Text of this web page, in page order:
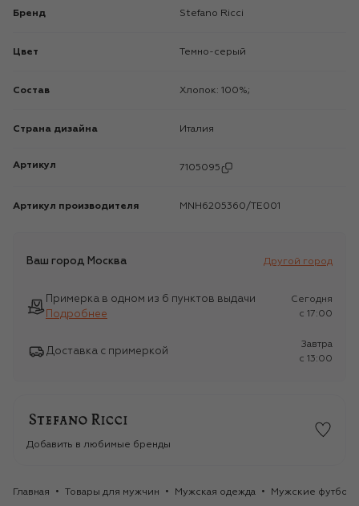
Бренд Stefano Ricci
Цвет Темно-серый
Состав Хлопок: 100%;
Страна дизайна Италия
Артикул 7105095
Артикул производителя MNH6205360/TE001
Ваш город Москва Другой город
Примерка в одном из 6 пунктов выдачи
Подробнее
Сегодня
c 17:00
Доставка с примеркой
Завтра
c 13:00
Добавить в любимые бренды
Главная Товары для мужчин Мужская одежда Мужские